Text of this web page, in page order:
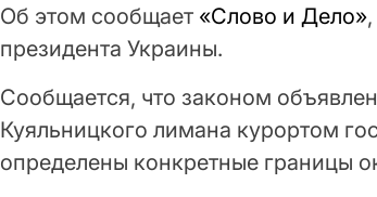
Об этом сообщает «Слово и Дело»
президента Украины.
Сообщается, что законом
Куяльницкого лимана курортом
определены конкретные границы